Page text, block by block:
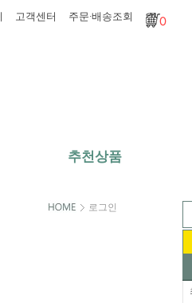
고객센터 주문·배송조회 0
추천상품
로그인